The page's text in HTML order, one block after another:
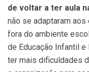
de voltar a ter aula
não se adaptaram
fora do ambiente
de Educação Infantil
ter mais dificuldades